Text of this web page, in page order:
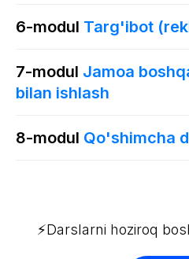
6-modul Targ'ibot
7-modul Jamoa
bilan ishlash
8-modul Qo'shimcha
⚡️Darslarni hoziroq